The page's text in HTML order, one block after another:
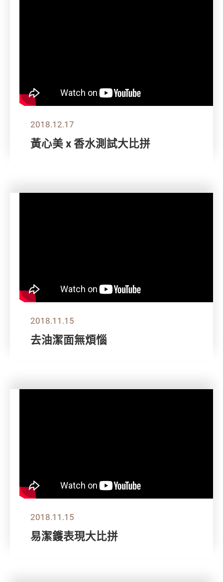
2018.12.17
黃心美 x 香水測試大比拼
2018.11.15
去油潔面無煩惱
2018.11.15
易潔鑊表現大比拼